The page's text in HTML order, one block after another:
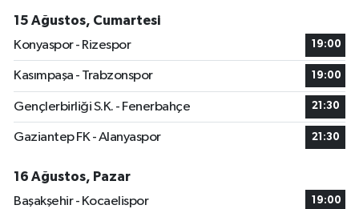
15 Ağustos, Cumartesi
Konyaspor - Rizespor
19:00
Kasımpaşa - Trabzonspor 19:00
Gençlerbirliği S.K. - Fenerbahçe 21:30
Gaziantep FK - Alanyaspor 21:30
16 Ağustos, Pazar
Başakşehir - Kocaelispor
19:00